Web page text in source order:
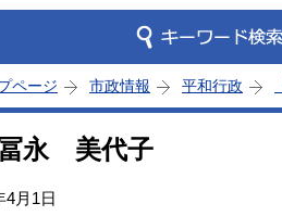
ページ 市政情報 平和行政
永 美代子
4月1日